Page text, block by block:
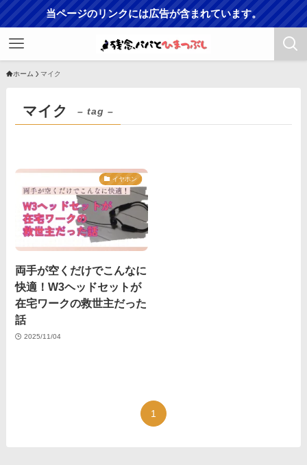
当ページのリンクには広告が含まれています。
ホーム マイク
マイク – tag –
イヤホン
両手が空くだけでこんなに
快適！W3ヘッドセットが
在宅ワークの救世主だった
話
2025/11/04
1